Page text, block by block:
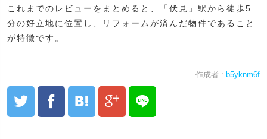
これまでのレビューをまとめると、「伏見」駅から徒歩5
分の好立地に位置し、リフォームが済んだ物件であること
が特徴です。
作成者 : b5yknm6f